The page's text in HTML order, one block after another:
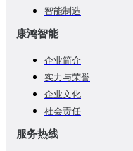
智能制造
康鸿智能
企业简介
实力与荣誉
企业文化
社会责任
服务热线